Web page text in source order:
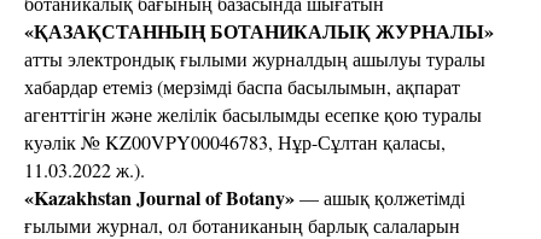
«ҚАЗАҚСТАННЫҢ БОТАНИКАЛЫҚ ЖУРНАЛЫ»
атты электрондық ғылыми журналдың ашылуы туралы
хабардар етеміз (мерзімді баспа басылымын, ақпарат
агенттігін және желілік басылымды есепке қою туралы
куәлік № KZ00VPY00046783, Нұр-Сұлтан қаласы,
11.03.2022 ж.).
«Kazakhstan Journal of Botany»— ашық қолжетімді
ғылыми журнал, ол ботаниканың барлық салаларын